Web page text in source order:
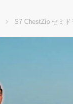
S7 ChestZip セミ